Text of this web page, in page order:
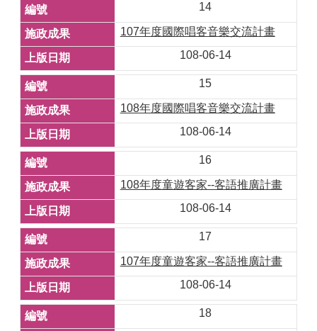
14
107年度國際唱客音樂交流計畫
108-06-14
15
108年度國際唱客音樂交流計畫
108-06-14
16
108年度童遊客家--客語推廣計畫
108-06-14
17
107年度童遊客家--客語推廣計畫
108-06-14
18